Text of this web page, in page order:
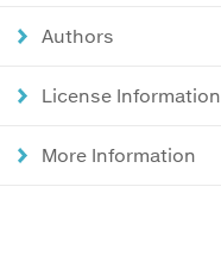
Authors
License Information
More Information